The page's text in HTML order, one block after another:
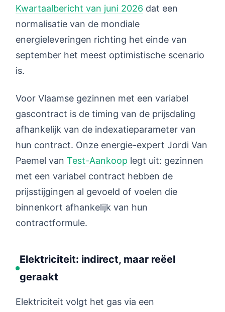
Kwartaalbericht van juni 2026 dat een
normalisatie van de mondiale
energieleveringen richting het einde van
september het meest optimistische scenario
is.
Voor Vlaamse gezinnen met een variabel
gascontract is de timing van de prijsdaling
afhankelijk van de indexatieparameter van
hun contract. Onze energie-expert Jordi Van
Paemel vanTest-Aankoop legt uit: gezinnen
met een variabel contract hebben de
prijsstijgingen al gevoeld of voelen die
binnenkort afhankelijk van hun
contractformule.
Elektriciteit: indirect, maar reëel
geraakt
Elektriciteit volgt het gas via een